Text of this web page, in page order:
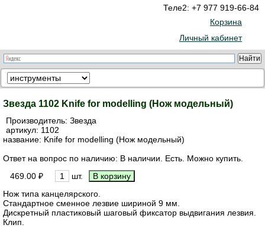
Теле2: +7 977 919-66-84
Корзина
Личный кабинет
Звезда 1102 Knife for modelling (Нож модельный)
Производитель: Звезда
артикул: 1102
название: Knife for modelling (Нож модельный)
Ответ на вопрос по наличию: В наличии. Есть. Можно купить.
469.00 ₽
шт.
Нож типа канцелярского.
Стандартное сменное лезвие шириной 9 мм.
Дискретный пластиковый шаговый фиксатор выдвигания лезвия.
Клип.